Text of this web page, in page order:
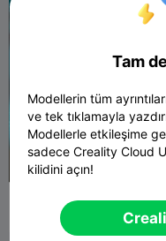
FLEXI ROBOT
Tam
Modellerin tüm
ve tek tıklamayla
Modellerle etkileşime
sadece Creality Cloud
kilidini açın!